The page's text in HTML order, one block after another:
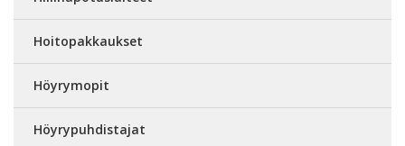
Hoitopakkaukset
Höyrymopit
Höyrypuhdistajat